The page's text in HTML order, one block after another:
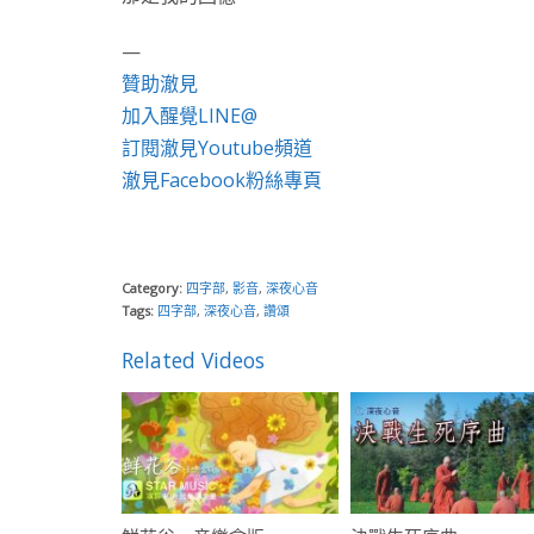
—
贊助澈見
加入醒覺LINE@
訂閱澈見Youtube頻道
澈見Facebook粉絲專頁
Category: 四字部, 影音, 深夜心音
Tags: 四字部, 深夜心音, 讚頌
Related Videos